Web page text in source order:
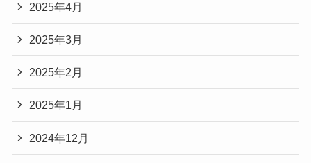
2025年4月
2025年3月
2025年2月
2025年1月
2024年12月